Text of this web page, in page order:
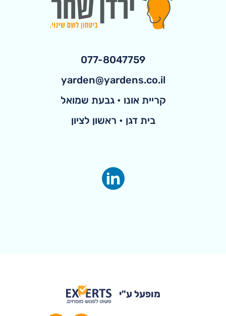
077-8047759
yarden@yardens.co.il
קריית אונו • גבעת שמואל
בית דגן • ראשון לציון
מופעל ע"י